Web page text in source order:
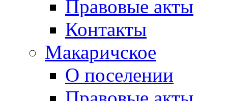
Правовые акты
Контакты
Макаричское
О поселении